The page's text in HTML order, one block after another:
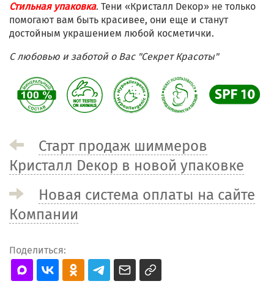
Стильная упаковка. Тени «Кристалл Dекор» не только
помогают вам быть красивее, они еще и станут
достойным украшением любой косметички.
С любовью и заботой о Вас "Секрет Красоты"
Старт продаж шиммеров
Кристалл Dекор в новой упаковке
Новая система оплаты на сайте
Компании
Поделиться: